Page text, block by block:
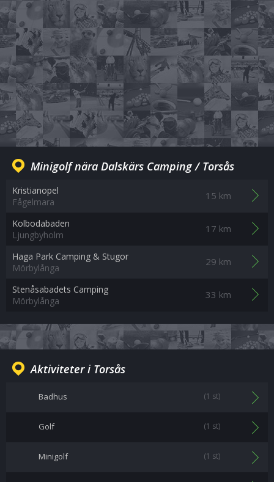
Minigolf nära Dalskärs Camping / Torsås
Kristianopel
Fågelmara
15 km
Kolbodabaden
Ljungbyholm
17 km
Haga Park Camping & Stugor
Mörbylånga
29 km
Stenåsabadets Camping
Mörbylånga
33 km
Aktiviteter i Torsås
Badhus (1 st)
Golf (1 st)
Minigolf (1 st)